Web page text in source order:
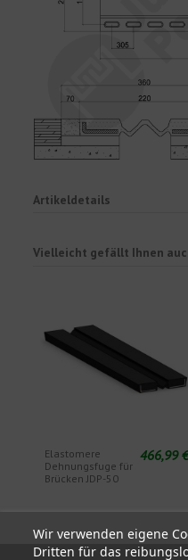
Artikeldetails
Vielleicht gefällt Ihnen
Elastomere
Dehnungsfuge für
Brücken JDP-50
466,99 €
Wir verwenden eigene
Dritten für das